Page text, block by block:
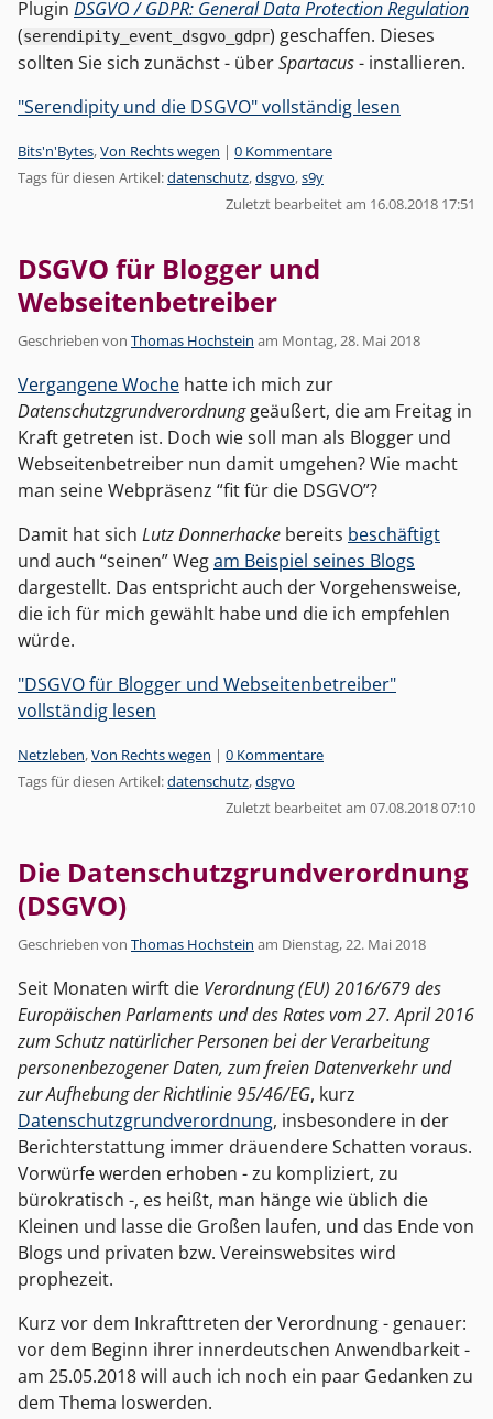
Plugin DSGVO / GDPR: General Data Protection Regulation
(serendipity_event_dsgvo_gdpr) geschaffen. Dieses
sollten Sie sich zunächst - überSpartacus- installieren.
"Serendipity und die DSGVO" vollständig lesen
Kategorien:
Bits'n'Bytes,Von Rechts wegen | 0 Kommentare
Tags für diesen Artikel:datenschutz,dsgvo,s9y
Zuletzt bearbeitet am 16.08.2018 17:51
DSGVO für Blogger und
Webseitenbetreiber
Geschrieben von Thomas Hochstein am Montag, 28. Mai 2018
Vergangene Woche hatte ich mich zur
Datenschutzgrundverordnunggeäußert, die am Freitag in
Kraft getreten ist. Doch wie soll man als Blogger und
Webseitenbetreiber nun damit umgehen? Wie macht
man seine Webpräsenz “fit für die DSGVO”?
Damit hat sich Lutz Donnerhacke bereits beschäftigt
und auch “seinen” Wegam Beispiel seines Blogs
dargestellt. Das entspricht auch der Vorgehensweise,
die ich für mich gewählt habe und die ich empfehlen
würde.
"DSGVO für Blogger und Webseitenbetreiber"
vollständig lesen
Kategorien:
Netzleben,Von Rechts wegen | 0 Kommentare
Tags für diesen Artikel:datenschutz,dsgvo
Zuletzt bearbeitet am 07.08.2018 07:10
Die Datenschutzgrundverordnung
(DSGVO)
Geschrieben von Thomas Hochstein am Dienstag, 22. Mai 2018
Seit Monaten wirft die Verordnung (EU) 2016/679 des
Europäischen Parlaments und des Rates vom 27. April 2016
zum Schutz natürlicher Personen bei der Verarbeitung
personenbezogener Daten, zum freien Datenverkehr und
zur Aufhebung der Richtlinie 95/46/EG, kurz
Datenschutzgrundverordnung, insbesondere in der
Berichterstattung immer dräuendere Schatten voraus.
Vorwürfe werden erhoben - zu kompliziert, zu
bürokratisch -, es heißt, man hänge wie üblich die
Kleinen und lasse die Großen laufen, und das Ende von
Blogs und privaten bzw. Vereinswebsites wird
prophezeit.
Kurz vor dem Inkrafttreten der Verordnung - genauer:
vor dem Beginn ihrer innerdeutschen Anwendbarkeit -
am 25.05.2018 will auch ich noch ein paar Gedanken zu
dem Thema loswerden.